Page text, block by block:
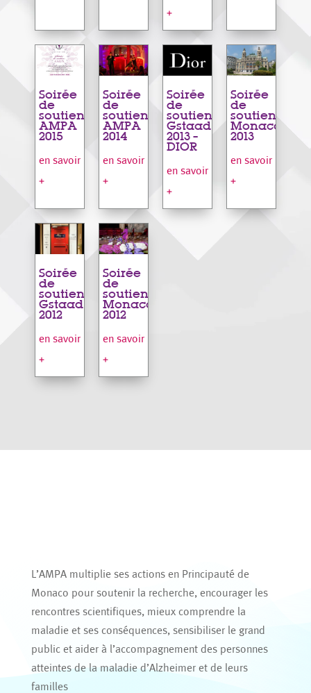
+
Soirée
de
soutien
AMPA
2015
en savoir
+
Soirée
de
soutien
AMPA
2014
en savoir
+
Soirée
de
soutien
Gstaad
2013 –
DIOR
en savoir
+
Soirée
de
soutien
Monaco
2013
en savoir
+
Soirée
de
soutien
Gstaad
2012
en savoir
+
Soirée
de
soutien
Monaco
2012
en savoir
+
L’AMPA multiplie ses actions en Principauté de
Monaco pour soutenir la recherche, encourager les
rencontres scientifiques, mieux comprendre la
maladie et ses conséquences, sensibiliser le grand
public et aider à l’accompagnement des personnes
atteintes de la maladie d’Alzheimer et de leurs
familles